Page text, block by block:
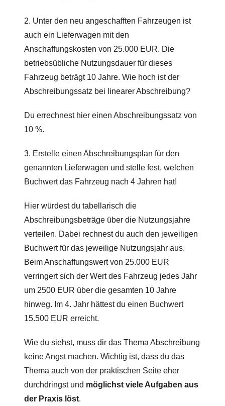
2. Unter den neu angeschafften Fahrzeugen ist
auch ein Lieferwagen mit den
Anschaffungskosten von 25.000 EUR. Die
betriebsübliche Nutzungsdauer für dieses
Fahrzeug beträgt 10 Jahre. Wie hoch ist der
Abschreibungssatz bei linearer Abschreibung?
Du errechnest hier einen Abschreibungssatz von
10 %.
3. Erstelle einen Abschreibungsplan für den
genannten Lieferwagen und stelle fest, welchen
Buchwert das Fahrzeug nach 4 Jahren hat!
Hier würdest du tabellarisch die
Abschreibungsbeträge über die Nutzungsjahre
verteilen. Dabei rechnest du auch den jeweiligen
Buchwert für das jeweilige Nutzungsjahr aus.
Beim Anschaffungswert von 25.000 EUR
verringert sich der Wert des Fahrzeug jedes Jahr
um 2500 EUR über die gesamten 10 Jahre
hinweg. Im 4. Jahr hättest du einen Buchwert
15.500 EUR erreicht.
Wie du siehst, muss dir das Thema Abschreibung
keine Angst machen. Wichtig ist, dass du das
Thema auch von der praktischen Seite eher
durchdringst und möglichst viele Aufgaben aus
der Praxis löst.